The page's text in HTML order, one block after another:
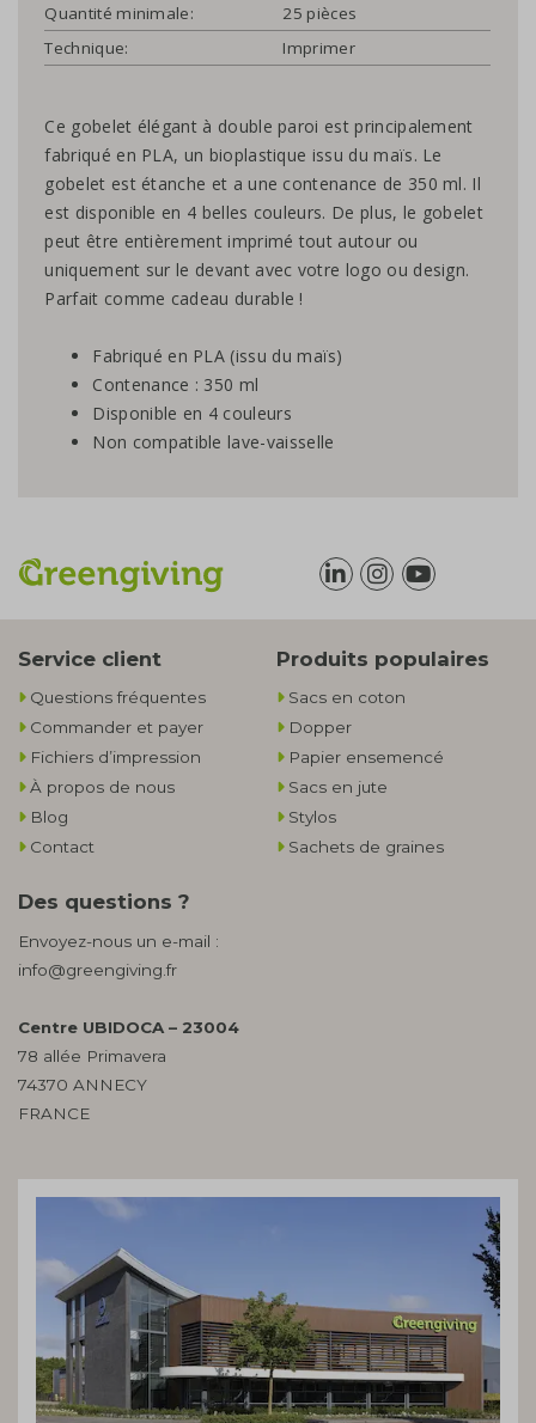
Quantité minimale:
25 pièces
Technique:
Imprimer
Ce gobelet élégant à double paroi est principalement
fabriqué en PLA, un bioplastique issu du maïs. Le
gobelet est étanche et a une contenance de 350 ml. Il
est disponible en 4 belles couleurs. De plus, le gobelet
peut être entièrement imprimé tout autour ou
uniquement sur le devant avec votre logo ou design.
Parfait comme cadeau durable !
Fabriqué en PLA (issu du maïs)
Contenance : 350 ml
Disponible en 4 couleurs
Non compatible lave-vaisselle
Service client
Questions fréquentes
Commander et payer
Fichiers d’impression
À propos de nous
Blog
Contact
Produits populaires
Sacs en coton
Dopper
Papier ensemencé
Sacs en jute
Stylos
Sachets de graines
Des questions ?
Envoyez-nous un e-mail :
info@greengiving.fr
Centre UBIDOCA – 23004
78 allée Primavera
74370 ANNECY
FRANCE